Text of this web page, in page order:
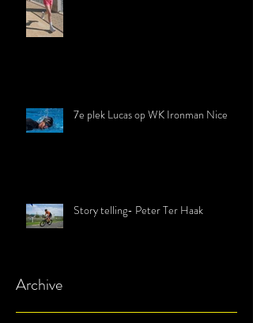
7e plek Lucas op WK Ironman Nice
Story telling- Peter Ter Haak
Archive